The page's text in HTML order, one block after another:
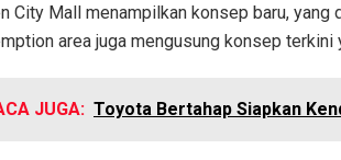
City Mall menampilkan konsep baru,
area juga mengusung konsep
JUGA: Toyota Bertahap Siapkan